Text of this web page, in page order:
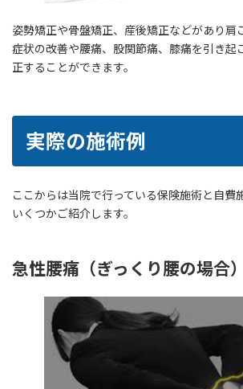
姿勢矯正や骨盤矯正、産後矯正などがあり肩
症状の改善や腰痛、股関節痛、膝痛を引き起
正することができます。
実際の施術例
ここからは当院で行っている保険施術と自費
いくつかご紹介します。
急性腰痛（ぎっくり腰の場合）